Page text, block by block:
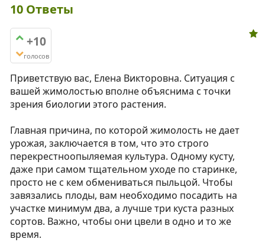
10 Ответы
+10
голосов
Приветствую вас, Елена Викторовна. Ситуация с
вашей жимолостью вполне объяснима с точки
зрения биологии этого растения.
Главная причина, по которой жимолость не дает
урожая, заключается в том, что это строго
перекрестноопыляемая культура. Одному кусту,
даже при самом тщательном уходе по старинке,
просто не с кем обмениваться пыльцой. Чтобы
завязались плоды, вам необходимо посадить на
участке минимум два, а лучше три куста разных
сортов. Важно, чтобы они цвели в одно и то же
время.